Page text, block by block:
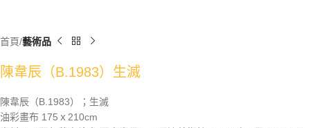
首頁 藝術品
陳韋辰（B.1983）生滅
陳韋辰（B.1983）；生滅
油彩畫布 175ｘ210cm